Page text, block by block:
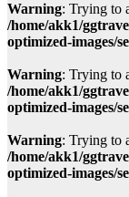
Warning: Trying to
/home/akk1/
optimized-images/
Warning: Trying to
/home/akk1/
optimized-images/
Warning: Trying to
/home/akk1/
optimized-images/